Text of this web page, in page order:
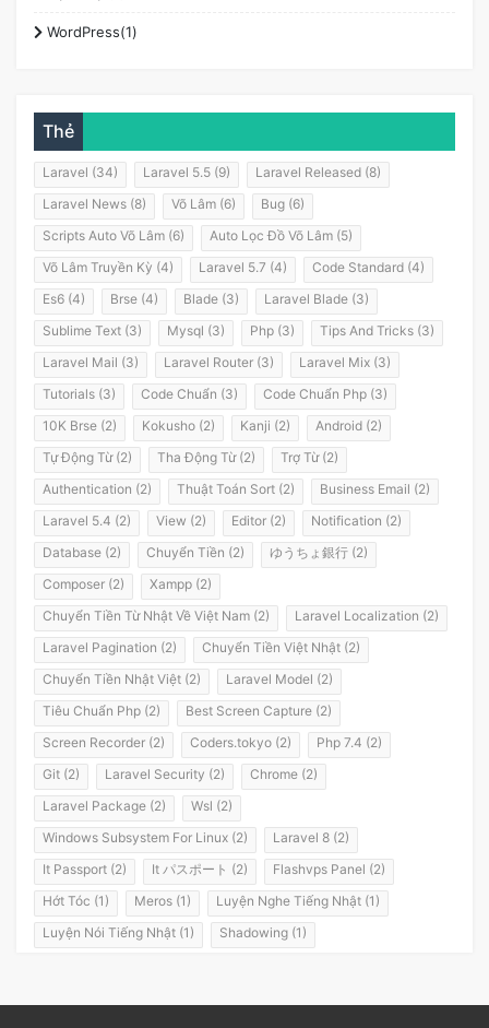
WordPress(1)
Thẻ
Laravel (34) Laravel 5.5 (9)
Laravel Released (8)
Laravel News (8)
Võ Lâm (6)
Bug (6)
Scripts Auto Võ Lâm (6)
Auto Lọc Đồ Võ Lâm (5)
Võ Lâm Truyền Kỳ (4)
Laravel 5.7 (4)
Code Standard (4)
Es6 (4)
Brse (4) Blade (3)
Laravel Blade (3)
Sublime Text (3)
Mysql (3) Php (3)
Tips And Tricks (3)
Laravel Mail (3)
Laravel Router (3)
Laravel Mix (3)
Tutorials (3)
Code Chuẩn (3)
Code Chuẩn Php (3)
10K Brse (2)
Kokusho (2) Kanji (2)
Android (2)
Tự Động Từ (2)
Tha Động Từ (2)
Trợ Từ (2)
Authentication (2)
Thuật Toán Sort (2)
Business Email (2)
Laravel 5.4 (2)
View (2) Editor (2)
Notification (2)
Database (2)
Chuyển Tiền (2)
ゆうちょ銀行 (2)
Composer (2)
Xampp (2)
Chuyển Tiền Từ Nhật Về Việt Nam (2)
Laravel Localization (2)
Laravel Pagination (2)
Chuyển Tiền Việt Nhật (2)
Chuyển Tiền Nhật Việt (2)
Laravel Model (2)
Tiêu Chuẩn Php (2)
Best Screen Capture (2)
Screen Recorder (2)
Coders.tokyo (2)
Php 7.4 (2)
Git (2)
Laravel Security (2)
Chrome (2)
Laravel Package (2)
Wsl (2)
Windows Subsystem For Linux (2)
Laravel 8 (2)
It Passport (2)
It パスポート (2)
Flashvps Panel (2)
Hớt Tóc (1)
Meros (1)
Luyện Nghe Tiếng Nhật (1)
Luyện Nói Tiếng Nhật (1)
Shadowing (1)